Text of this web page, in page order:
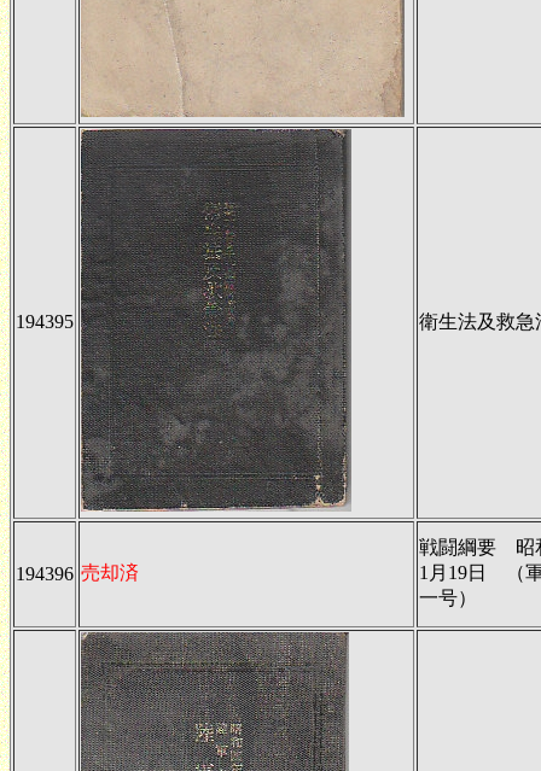
194395 衛生法及救急
194396 売却済
戦闘綱要 昭
1月19日 （
一号）